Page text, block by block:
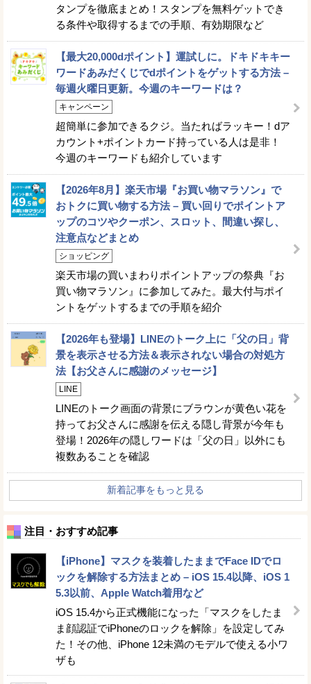
タンプを徹底まとめ！スタンプを無料ゲットでき
る条件や取得するまでの手順、有効期限など
【最大20,000dポイント】運試しに。ドキドキキー
ワードあみだくじでdポイントをゲットする方法 –
毎週火曜日更新。今週のキーワードは？
キャンペーン
超簡単に参加できるクジ。当たればラッキー！dア
カウント+ポイントカード持っている人は是非！
今週のキーワードも紹介しています
【2026年8月】楽天市場『お買い物マラソン』で
おトクに買い物する方法 – 買い回りでポイントア
ップのコツやクーポン、スロット、間違い探し、
注意点などまとめ
ショッピング
楽天市場の買いまわりポイントアップの祭典『お
買い物マラソン』に参加してみた。最大付与ポイ
ントをゲットするまでの手順を紹介
【2026年も登場】LINEのトーク上に「父の日」背
景を表示させる方法＆表示されない場合の対処方
法【お父さんに感謝のメッセージ】
LINE
LINEのトーク画面の背景にブラウンが黄色い花を
持ってお父さんに感謝を伝える隠し背景が今年も
登場！2026年の隠しワードは「父の日」以外にも
複数あることを確認
新着記事をもっと見る
注目・おすすめ記事
【iPhone】マスクを装着したままでFace IDでロ
ックを解除する方法まとめ – iOS 15.4以降、iOS 1
5.3以前、Apple Watch着用など
iOS 15.4から正式機能になった「マスクをしたま
ま顔認証でiPhoneのロックを解除」を設定してみ
た！その他、iPhone 12未満のモデルで使える小ワ
ザも